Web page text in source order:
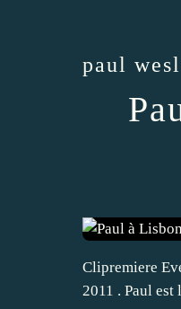
paul
Clipremiere
2011 . Paul